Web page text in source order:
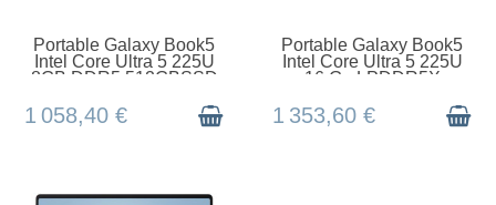
EN STOCK
Portable Galaxy Book5
Intel Core Ultra 5 225U
8GB DDR5 512GBSSD
1 058,40 €
EN STOCK
Portable Galaxy Book5
Intel Core Ultra 5 225U
16 Go LPDDR5X
1 353,60 €